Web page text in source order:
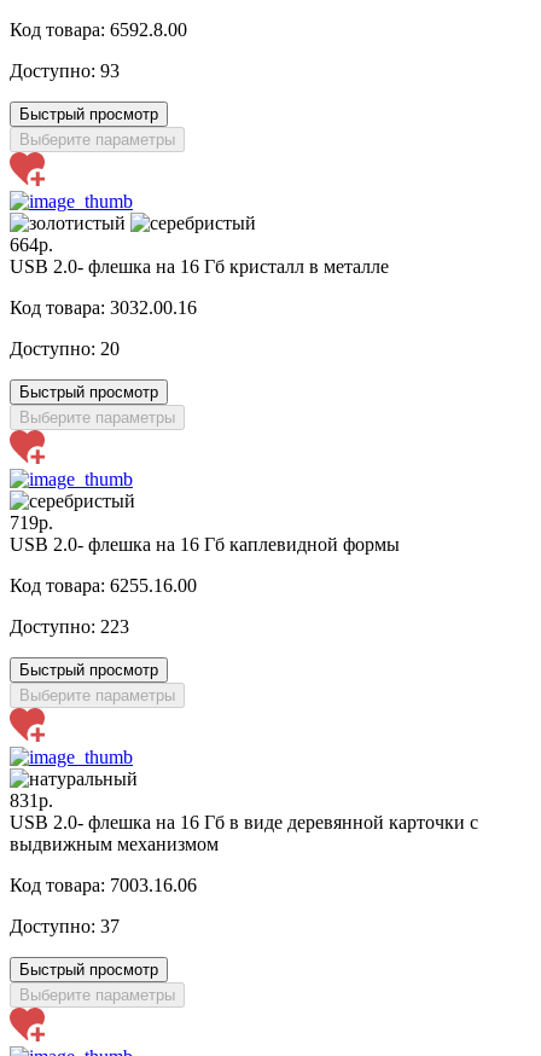
Код товара: 6592.8.00
Доступно: 93
Быстрый просмотр
Выберите параметры
664р.
USB 2.0- флешка на 16 Гб кристалл в металле
Код товара: 3032.00.16
Доступно: 20
Быстрый просмотр
Выберите параметры
719р.
USB 2.0- флешка на 16 Гб каплевидной формы
Код товара: 6255.16.00
Доступно: 223
Быстрый просмотр
Выберите параметры
831р.
USB 2.0- флешка на 16 Гб в виде деревянной карточки с
выдвижным механизмом
Код товара: 7003.16.06
Доступно: 37
Быстрый просмотр
Выберите параметры